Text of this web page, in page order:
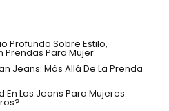
Profundo Sobre Estilo,
Prendas Para Mujer
Jeans: Más Allá De La Prenda
Los Jeans Para Mujeres: